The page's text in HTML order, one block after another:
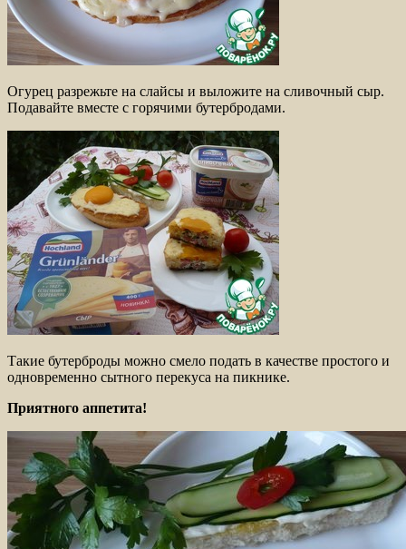
Огурец разрежьте на слайсы и выложите на сливочный сыр.
Подавайте вместе с горячими бутербродами.
Такие бутерброды можно смело подать в качестве простого и
одновременно сытного перекуса на пикнике.
Приятного аппетита!